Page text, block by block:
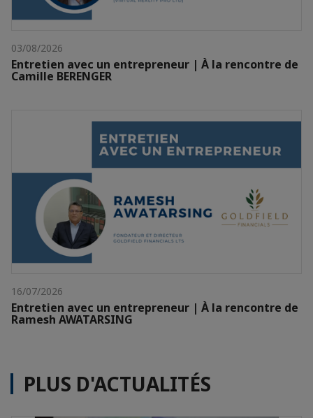
03/08/2026
Entretien avec un entrepreneur | À la rencontre de
Camille BERENGER
16/07/2026
Entretien avec un entrepreneur | À la rencontre de
Ramesh AWATARSING
PLUS D'ACTUALITÉS